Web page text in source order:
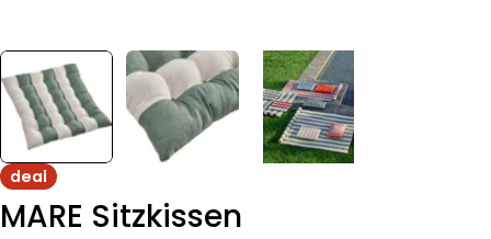
deal
MARE Sitzkissen